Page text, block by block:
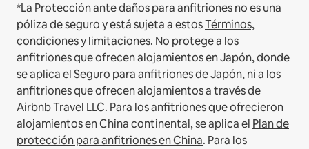
*La Protección ante daños para anfitriones no es una
póliza de seguro y está sujeta a estosTérminos,
condiciones y limitaciones. No protege a los
anfitriones que ofrecen alojamientos en Japón, donde
se aplica elSeguro para anfitriones de Japón, ni a los
anfitriones que ofrecen alojamientos a través de
Airbnb Travel LLC. Para los anfitriones que ofrecieron
alojamientos en China continental, se aplica el Plan de
protección para anfitriones en China. Para los